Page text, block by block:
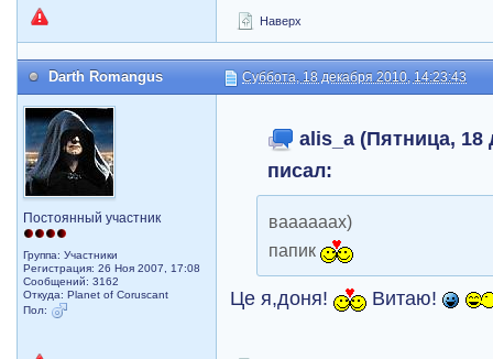
Наверх
Darth Romangus Суббота, 18 декабря 2010, 14:23:43
Постоянный участник
Группа: Участники
Регистрация: 26 Ноя 2007, 17:08
Сообщений: 3162
Откуда: Planet of Coruscant
Пол:
alis_a (Пятница, 18
писал:
ваааааах)
папик
Це я,доня! Витаю!